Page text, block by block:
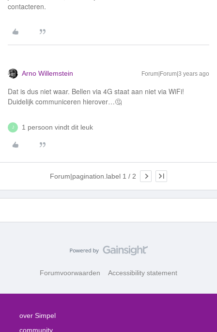
contacteren.
Arno Willemstein Forum|Forum|3 years ago
Dat is dus niet waar. Bellen via 4G staat aan niet via WiFi!
Duidelijk communiceren hierover…🤔
J 1 persoon vindt dit leuk
Forum|pagination.label 1 / 2
Forumvoorwaarden Accessibility statement
over Simpel
community